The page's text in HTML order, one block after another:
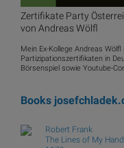
Zertifikate Party
von Andreas Wölfl
Mein Ex-Kollege Andreas
Partizipationszertifikaten in
Börsenspiel sowie Youtube-
Books
Robert Frank
The Lines of My Hand